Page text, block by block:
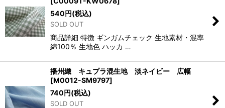
540円(税込)
SOLD OUT
商品詳細 特徴 ギンガムチェック 生地素材・混率
綿100％ 生地色 ハッカ …
播州織 キュプラ混生地 淡ネイビー 広幅
[M0012-SM9797]
740円(税込)
SOLD OUT